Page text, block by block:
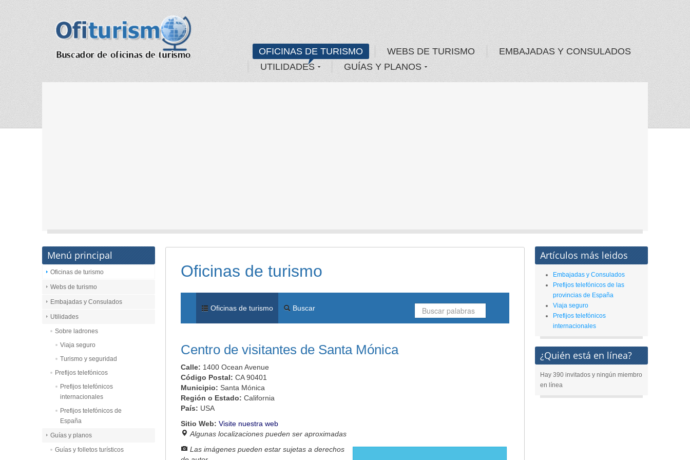
OFICINAS DE TURISMO WEBS DE TURISMO
EMBAJADAS Y CONSULADOS
UTILIDADES
GUÍAS Y PLANOS
Oficinas de turismo
Oficinas de turismo Buscar
Centro de visitantes de Santa Mónica
Calle: 1400 Ocean Avenue
Código Postal: CA 90401
Municipio: Santa Mónica
Región o Estado: California
País: USA
Sitio Web: Visite nuestra web
Algunas localizaciones pueden ser aproximadas
Las imágenes pueden estar sujetas a derechos
Menú principal
Oficinas de turismo
Webs de turismo
Embajadas y Consulados
Utilidades
Sobre ladrones
Viaja seguro
Turismo y seguridad
Prefijos telefónicos
Prefijos telefónicos
internacionales
Prefijos telefónicos de
España
Guías y planos
Guías y folletos turísticos
Artículos más leidos
Embajadas y Consulados
Prefijos telefónicos de las
provincias de España
Viaja seguro
Prefijos telefónicos
internacionales
¿Quién está en línea?
Hay 390 invitados y ningún miembro
en línea